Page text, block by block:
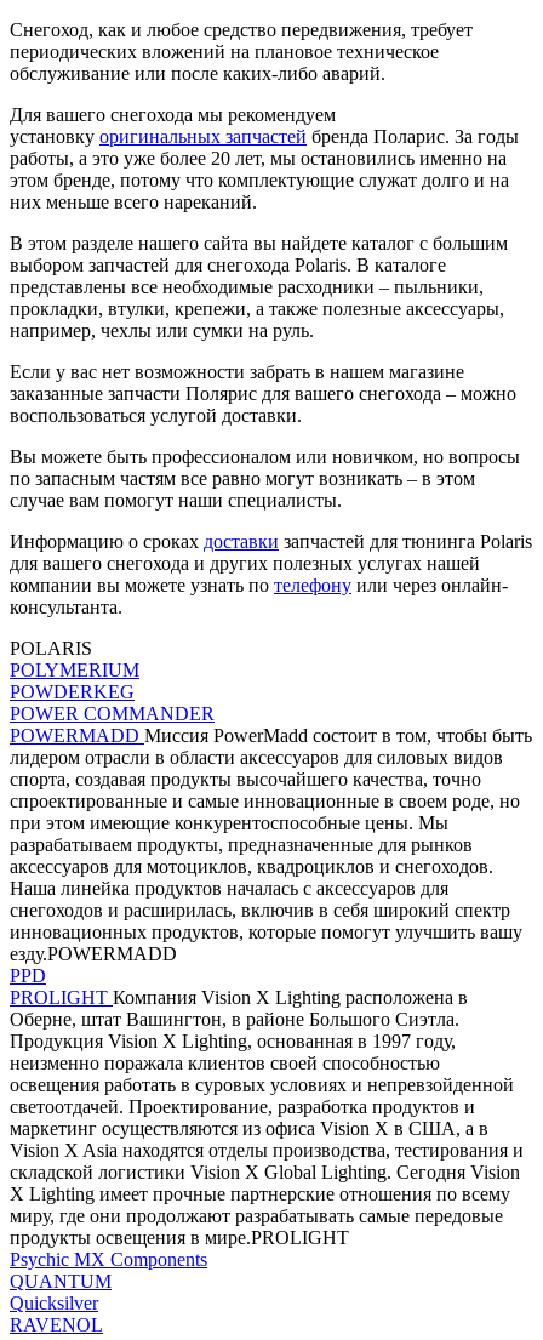
Снегоход, как и любое средство передвижения, требует
периодических вложений на плановое техническое
обслуживание или после каких-либо аварий.
Для вашего снегохода мы рекомендуем
установку оригинальных запчастей бренда Поларис. За годы
работы, а это уже более 20 лет, мы остановились именно на
этом бренде, потому что комплектующие служат долго и на
них меньше всего нареканий.
В этом разделе нашего сайта вы найдете каталог с большим
выбором запчастей для снегохода Polaris. В каталоге
представлены все необходимые расходники – пыльники,
прокладки, втулки, крепежи, а также полезные аксессуары,
например, чехлы или сумки на руль.
Если у вас нет возможности забрать в нашем магазине
заказанные запчасти Полярис для вашего снегохода – можно
воспользоваться услугой доставки.
Вы можете быть профессионалом или новичком, но вопросы
по запасным частям все равно могут возникать – в этом
случае вам помогут наши специалисты.
Информацию о сроках доставки запчастей для тюнинга Polaris
для вашего снегохода и других полезных услугах нашей
компании вы можете узнать по телефону или через онлайн-
консультанта.
POLARIS
POLYMERIUM
POWDERKEG
POWER COMMANDER
POWERMADD Миссия PowerMadd состоит в том, чтобы быть
лидером отрасли в области аксессуаров для силовых видов
спорта, создавая продукты высочайшего качества, точно
спроектированные и самые инновационные в своем роде, но
при этом имеющие конкурентоспособные цены. Мы
разрабатываем продукты, предназначенные для рынков
аксессуаров для мотоциклов, квадроциклов и снегоходов.
Наша линейка продуктов началась с аксессуаров для
снегоходов и расширилась, включив в себя широкий спектр
инновационных продуктов, которые помогут улучшить вашу
езду.POWERMADD
PPD
PROLIGHT Компания Vision X Lighting расположена в
Оберне, штат Вашингтон, в районе Большого Сиэтла.
Продукция Vision X Lighting, основанная в 1997 году,
неизменно поражала клиентов своей способностью
освещения работать в суровых условиях и непревзойденной
светоотдачей. Проектирование, разработка продуктов и
маркетинг осуществляются из офиса Vision X в США, а в
Vision X Asia находятся отделы производства, тестирования и
складской логистики Vision X Global Lighting. Сегодня Vision
X Lighting имеет прочные партнерские отношения по всему
миру, где они продолжают разрабатывать самые передовые
продукты освещения в мире.PROLIGHT
Psychic MX Components
QUANTUM
Quicksilver
RAVENOL